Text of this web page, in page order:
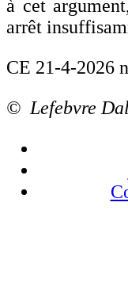
à cet
arrêt
CE 21-4-2026
© Lefebvre